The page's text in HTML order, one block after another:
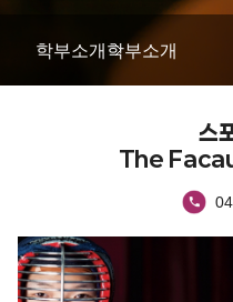
학부소개 학부소개
스
The